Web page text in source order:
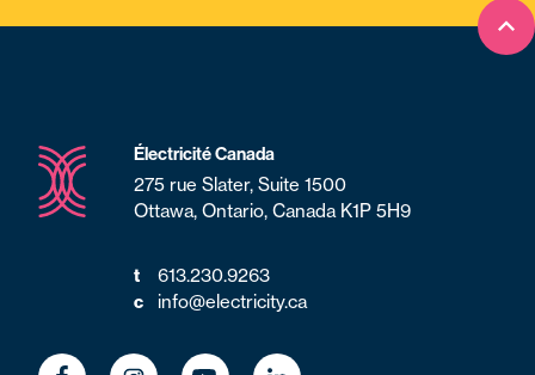
Électricité Canada
275 rue Slater, Suite 1500
Ottawa, Ontario, Canada K1P 5H9
t
613.230.9263
c
info@electricity.ca